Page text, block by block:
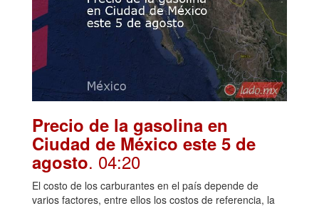
Precio de la gasolina en
Ciudad de México este 5 de
agosto. 04:20
El costo de los carburantes en el país depende de
varios factores, entre ellos los costos de referencia, la